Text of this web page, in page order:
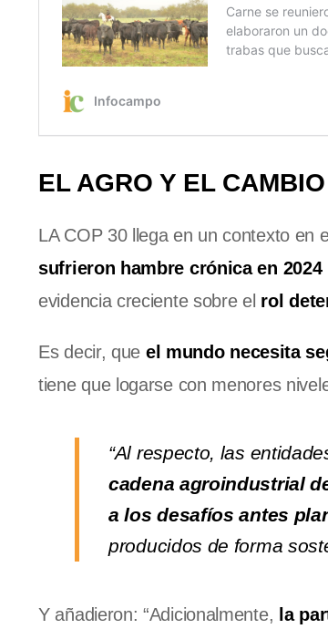
EL AGRO Y EL
LA COP 30 llega en un contexto en
sufrieron hambre crónica en
evidencia creciente sobre el rol
Es decir, que el mundo necesita
tiene que logarse con menores
“Al respecto, las
cadena agroindustrial
a los desafíos antes
producidos de forma
Y añadieron: “Adicionalmente, la